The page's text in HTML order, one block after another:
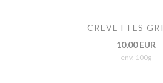
CREVETTES
10,00 EUR
env. 100g